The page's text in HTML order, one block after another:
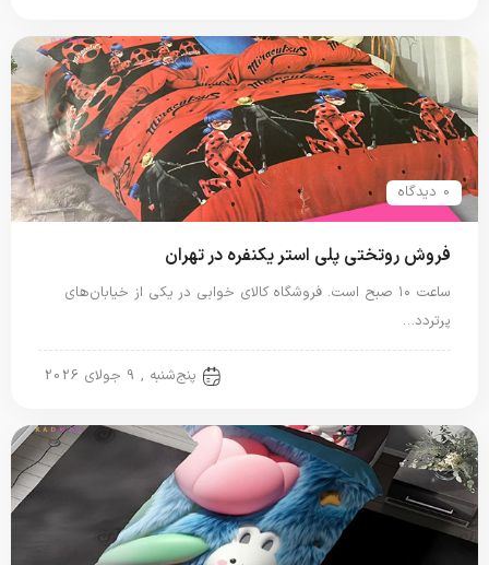
0 دیدگاه
فروش روتختی پلی استر یکنفره در تهران
ساعت ۱۰ صبح است. فروشگاه کالای خوابی در یکی از خیابان‌های
پرتردد…
پنج‌شنبه , 9 جولای 2026